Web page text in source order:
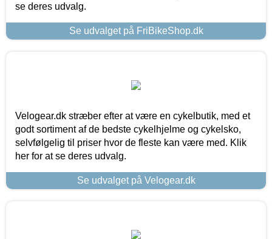
se deres udvalg.
Se udvalget på FriBikeShop.dk
Velogear.dk stræber efter at være en cykelbutik, med et
godt sortiment af de bedste cykelhjelme og cykelsko,
selvfølgelig til priser hvor de fleste kan være med. Klik
her for at se deres udvalg.
Se udvalget på Velogear.dk